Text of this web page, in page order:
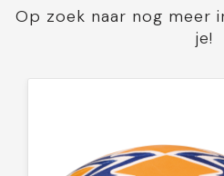
Op zoek naar nog meer
je!